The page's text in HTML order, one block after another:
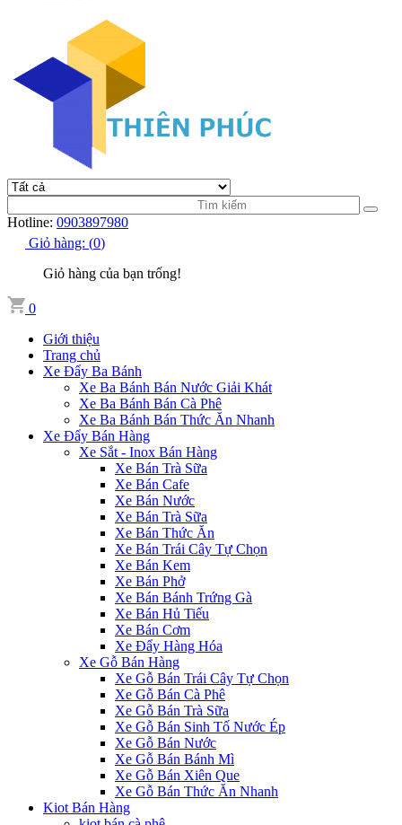
Hotline: 0903897980
Giỏ hàng: (0)
Giỏ hàng của bạn trống!
0
Giới thiệu
Trang chủ
Xe Đẩy Ba Bánh
Xe Ba Bánh Bán Nước Giải Khát
Xe Ba Bánh Bán Cà Phê
Xe Ba Bánh Bán Thức Ăn Nhanh
Xe Đẩy Bán Hàng
Xe Sắt - Inox Bán Hàng
Xe Bán Trà Sữa
Xe Bán Cafe
Xe Bán Nước
Xe Bán Trà Sữa
Xe Bán Thức Ăn
Xe Bán Trái Cây Tự Chọn
Xe Bán Kem
Xe Bán Phở
Xe Bán Bánh Trứng Gà
Xe Bán Hủ Tiếu
Xe Bán Cơm
Xe Đẩy Hàng Hóa
Xe Gỗ Bán Hàng
Xe Gỗ Bán Trái Cây Tự Chọn
Xe Gỗ Bán Cà Phê
Xe Gỗ Bán Trà Sữa
Xe Gỗ Bán Sinh Tố Nước Ép
Xe Gỗ Bán Nước
Xe Gỗ Bán Bánh Mì
Xe Gỗ Bán Xiên Que
Xe Gỗ Bán Thức Ăn Nhanh
Kiot Bán Hàng